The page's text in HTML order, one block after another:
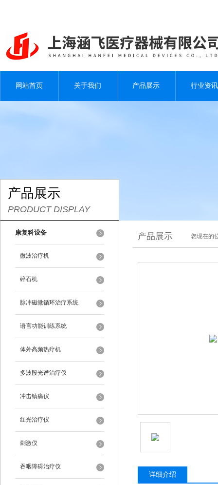
网站首页 关于我们 产品展示 行业资讯
产品展示
PRODUCT DISPLAY
康复科设备
微波治疗机
碎石机
脉冲磁微循环治疗系统
语言功能训练系统
体外高频热疗机
多波段光谱治疗仪
冲击镇痛仪
红光治疗仪
刺激仪
吞咽障碍治疗仪
产品展示 您现在的
详细介绍